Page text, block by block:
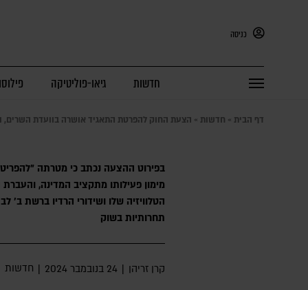
כניסה
חדשות גיאו-פוליטיקה
דף הבית » חדשות » הצעת החוק להפרטת התאגיד אושרה בוועדת השרים,
בפירוט ההצעה נכתב כי מטרתה
מימון פעילותו מתקציב המדינה,
הטלוויזיה שלו ושידורי הרדיו ברשת ב'
תחרותיות בשוק
קרן זריהן | 24 בנובמבר 2024 | חדשות